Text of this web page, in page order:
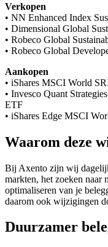
reader
to
help
you
navigate
interact
with
the
content.
Verkopen
• NN Enhanced Index
• Dimensional Global
• Robeco Global
• Robeco Global
Aankopen
• iShares MSCI World
• Invesco Quant
ETF
• iShares Edge MSCI
Waarom deze
Bij Axento zijn wij
markten, het zoeken naar
optimaliseren van je
daarom ook wijzigingen
Duurzamer